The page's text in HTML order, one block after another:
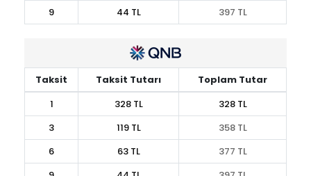
9
44 TL 397 TL
Taksit Taksit Tutarı
Toplam Tutar
1
328 TL
328 TL
3
119 TL
358 TL
6
63 TL
377 TL